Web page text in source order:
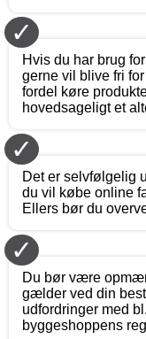
✓
Hvis du har brug
gerne vil blive fri
fordel køre
hovedsageligt et
✓
Det er selvfølgelig
du vil købe online
Ellers bør du
✓
Du bør være
gælder ved din
udfordringer med
byggeshoppens